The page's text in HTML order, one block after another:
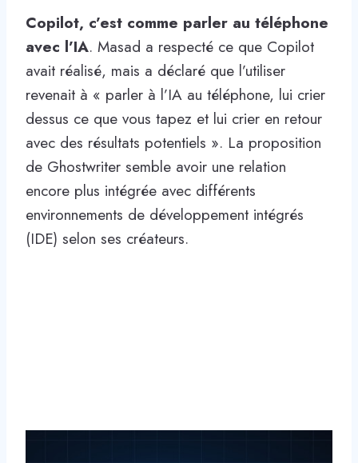
Copilot, c’est comme parler au téléphone
avec l’IA. Masad a respecté ce que Copilot
avait réalisé, mais a déclaré que l’utiliser
revenait à « parler à l’IA au téléphone, lui crier
dessus ce que vous tapez et lui crier en retour
avec des résultats potentiels ». La proposition
de Ghostwriter semble avoir une relation
encore plus intégrée avec différents
environnements de développement intégrés
(IDE) selon ses créateurs.